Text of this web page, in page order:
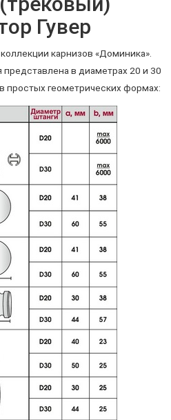
Гувер
карнизов «Доминика».
в диаметрах 20 и 30
геометрических формах: